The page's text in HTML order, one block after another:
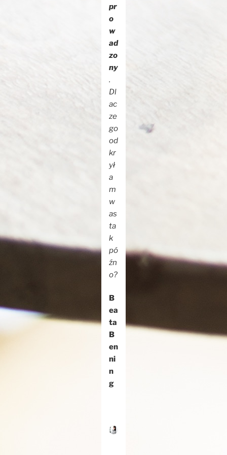
pr
o
w
ad
zo
ny
.
Dl
ac
ze
go
od
kr
ył
a
m
w
as
ta
k
pó
źn
o?
B
ea
ta
B
en
ni
n
g